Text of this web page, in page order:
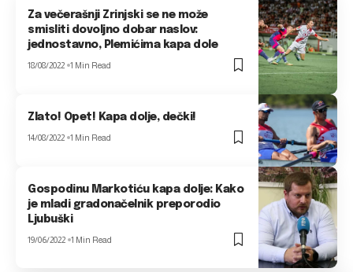
Za večerašnji Zrinjski se ne može
smisliti dovoljno dobar naslov:
jednostavno, Plemićima kapa dole
18/08/2022 1 Min Read
Zlato! Opet! Kapa dolje, dečki!
14/08/2022 1 Min Read
Gospodinu Markotiću kapa dolje: Kako
je mladi gradonačelnik preporodio
Ljubuški
19/06/2022 1 Min Read